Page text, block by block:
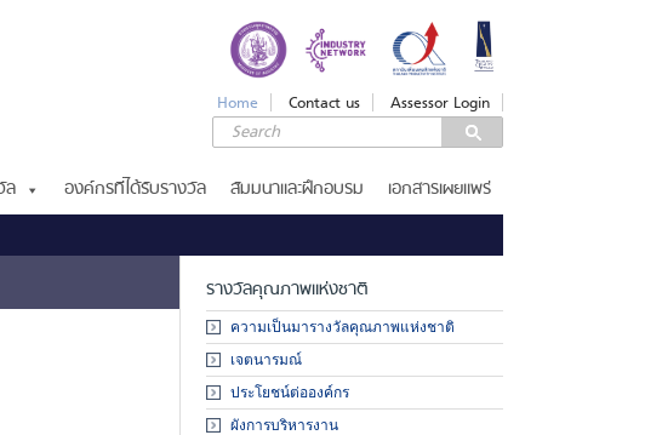
Home Contact us Assessor Login
ล องค์กรที่ได้รับรางวัล สัมมนาและฝึกอบรม เอกสารเผยแพร่
รางวัลคุณภาพแห่งชาติ
ความเป็นมารางวัลคุณภาพแห่งชาติ
เจตนารมณ์
ประโยชน์ต่อองค์กร
ผังการบริหารงาน
LOGIN
Login
Username
Password
SERVICES